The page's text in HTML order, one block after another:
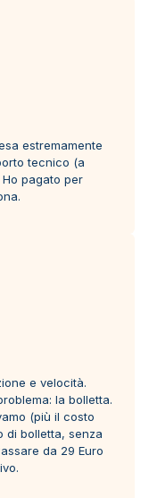
estremamente
tecnico (a
pagato per
e velocità.
la bolletta.
(più il costo
di bolletta, senza
da 29 Euro